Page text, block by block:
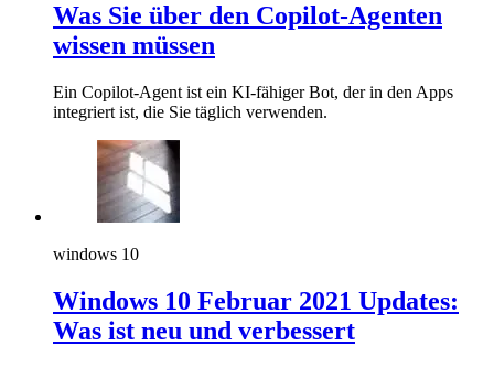
Was Sie über den Copilot-Agenten
wissen müssen
Ein Copilot-Agent ist ein KI-fähiger Bot, der in den Apps
integriert ist, die Sie täglich verwenden.
windows 10
Windows 10 Februar 2021 Updates:
Was ist neu und verbessert